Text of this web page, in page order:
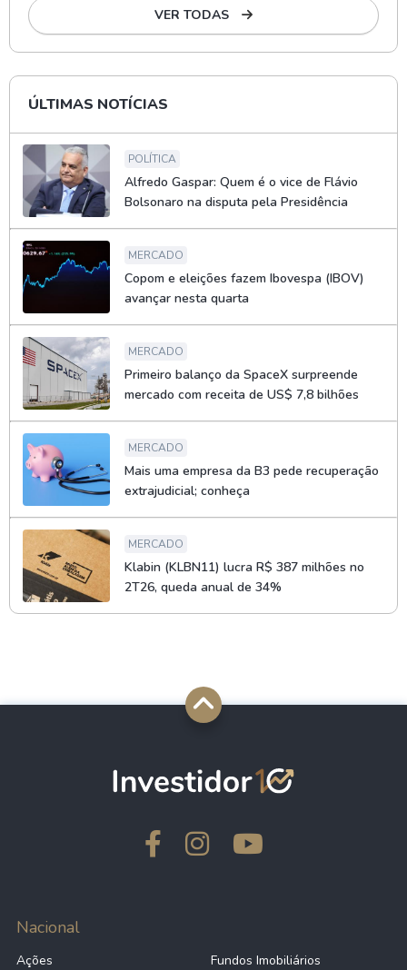
VER TODAS
ÚLTIMAS NOTÍCIAS
POLÍTICA
Alfredo Gaspar: Quem é o vice de Flávio
Bolsonaro na disputa pela Presidência
MERCADO
Copom e eleições fazem Ibovespa (IBOV)
avançar nesta quarta
MERCADO
Primeiro balanço da SpaceX surpreende
mercado com receita de US$ 7,8 bilhões
MERCADO
Mais uma empresa da B3 pede recuperação
extrajudicial; conheça
MERCADO
Klabin (KLBN11) lucra R$ 387 milhões no
2T26, queda anual de 34%
Nacional
Ações
Fundos Imobiliários